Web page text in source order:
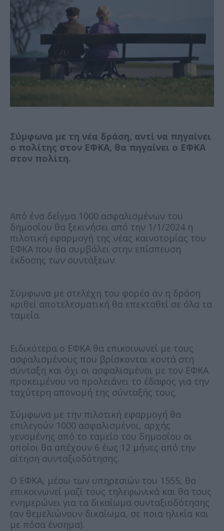
Σύμφωνα με τη νέα δράση, αντί να πηγαίνει
ο πολίτης στον ΕΦΚΑ, θα πηγαίνει ο ΕΦΚΑ
στον πολίτη.
Από ένα δείγμα 1000 ασφαλισμένων του
δημοσίου θα ξεκινήσει από την 1/1/2024 η
πιλοτική εφαρμογή της νέας καινοτομίας του
ΕΦΚΑ που θα συμβάλει στην επίσπευση
έκδοσης των συντάξεων.
Σύμφωνα με στελέχη του φορέα αν η δράση
κριθεί αποτελεσματική θα επεκταθεί σε όλα τα
ταμεία.
Ειδικότερα ο ΕΦΚΑ θα επικοινωνεί με τους
ασφαλισμένους που βρίσκονται κοντά στη
σύνταξη και όχι οι ασφαλισμένοι με τον ΕΦΚΑ
προκειμένου να προλειάνει το έδαφος για την
ταχύτερη απονομή της σύνταξής τους.
Σύμφωνα με την πιλοτική εφαρμογή θα
επιλεγούν 1000 ασφαλισμένοι, αρχής
γενομένης από το ταμείο του δημοσίου οι
οποίοι θα απέχουν 6 έως 12 μήνες από την
αίτηση συνταξιοδότησης.
Ο ΕΦΚΑ, μέσω των υπηρεσιών του 1555, θα
επικοινωνεί μαζί τους τηλεφωνικά και θα τους
ενημερώνει για τα δικαίωμα συνταξιοδότησης
(αν θεμελιώνουν δικαίωμα, σε ποια ηλικία και
με πόσα ένσημα).